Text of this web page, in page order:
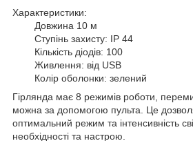
Характеристики:
Довжина 10 м
Ступінь захисту: IP 44
Кількість діодів: 100
Живлення: від USB
Колір оболонки: зелений
Гірлянда має 8 режимів роботи,
можна за допомогою пульта. Це
оптимальний режим та інтенсивність
необхідності та настрою.